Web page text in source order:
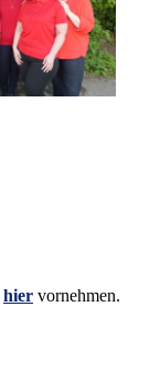
hier vornehmen.